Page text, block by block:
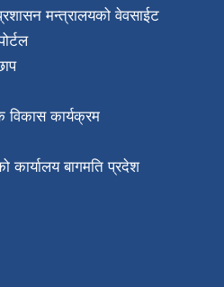
मन्त्रालयको वेवसाईट
विकास कार्यक्रम
कार्यालय बागमति प्रदेश